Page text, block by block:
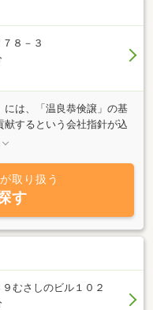
８－３
には、「温良恭倹譲」の基
するという会社指針が込
ジに合わせたお住まい探
ております。お客様・オ
す。
取り扱う
す
むさしのビル１０２